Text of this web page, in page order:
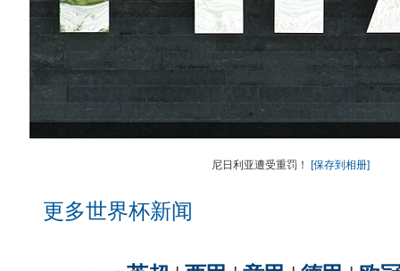
尼日利亚遭受重罚！ [保存到相册]
更多世界杯新闻